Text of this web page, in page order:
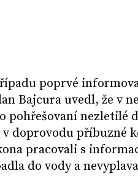
poprvé
Bajcura uvedl, že v
pohřešovaní nezletilé
doprovodu příbuzné
pracovali s
do vody a